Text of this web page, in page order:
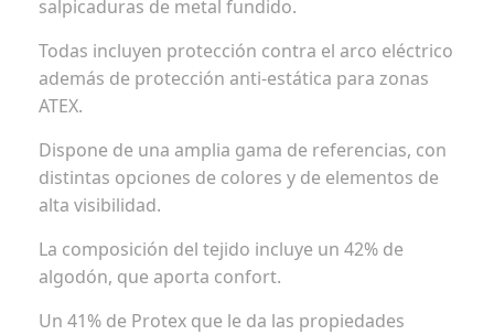
salpicaduras de metal fundido.
Todas incluyen protección contra el arco eléctrico
además de protección anti-estática para zonas
ATEX.
Dispone de una amplia gama de referencias, con
distintas opciones de colores y de elementos de
alta visibilidad.
La composición del tejido incluye un 42% de
algodón, que aporta confort.
Un 41% de Protex que le da las propiedades